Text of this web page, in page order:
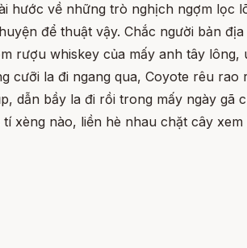
hước về những trò nghịch ngợm lọc
để thuật vậy. Chắc người bản
rượu whiskey của mấy anh tây lông,
cưỡi la đi ngang qua, Coyote rêu rao
dẫn bầy la đi rồi trong mấy ngày gã
xèng nào, liền hè nhau chặt cây